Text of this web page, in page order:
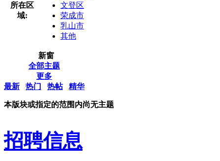
所在区
域:
文登区
荣成市
乳山市
其他
新窗
全部主题
更多
最新
热门 热帖 精华
本版块或指定的范围内尚无主题
招聘信息